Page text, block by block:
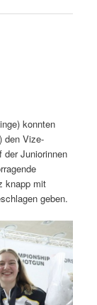
konnten
den Vize-
der Juniorinnen
knapp mit
geben.